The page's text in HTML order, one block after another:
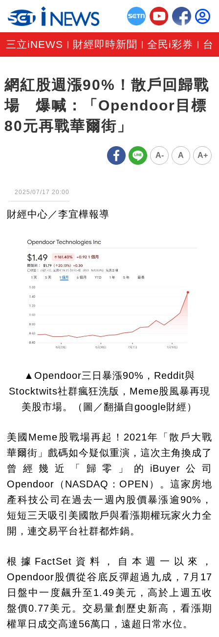
三立iNEWS 財經即時新聞 |全民i彩券 台
網紅股週漲90%！散戶回歸戰
場 爆喊：「Opendoor目標
80元再戰華爾街」
A- A A+
2025/07/17 20:00
財經中心／李宜樺報導
▲Opendoor三日暴漲90%，Reddit與
Stocktwits社群瘋狂洗版，Meme股風暴再現
美股市場。（圖／翻攝自google財經）
美國Meme股戰場再起！2021年「散戶大戰
華爾街」戲碼如今疑似重演，這次主角換成了
曾經幾近「歸零」的iBuyer公司
Opendoor（NASDAQ：OPEN）。這家房地
產科技公司在過去一週內股價暴漲逾90%，
短短三天吸引美國散戶與看漲期權玩家火力全
開，連交易平台社群都炸鍋。
根據FactSet資料，自本週一以來，
Opendoor股價從谷底反彈超過九成，7月17
日盤中一度飆升至1.49美元，高於上週五收
盤價0.77美元。交易量創歷史新高，看漲期
權單日成交高達56萬口，遠超日常水位。